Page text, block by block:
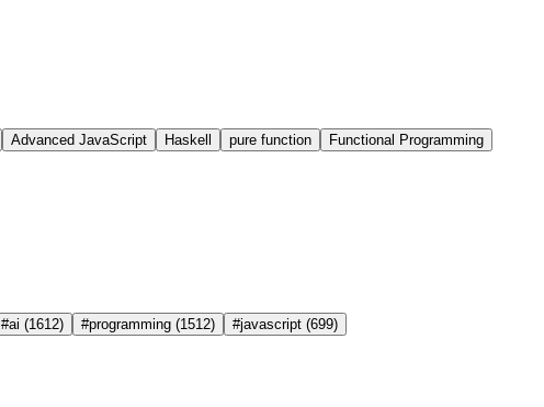
Advanced JavaScript Haskell pure function Functional Programming
#ai (1612) #programming (1512) #javascript (699)